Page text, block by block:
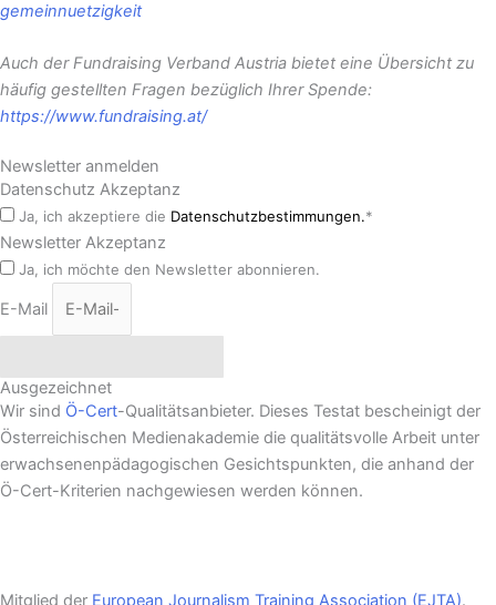
gemeinnuetzigkeit
Auch der Fundraising Verband Austria bietet eine Übersicht zu
häufig gestellten Fragen bezüglich Ihrer Spende:
https://www.fundraising.at/
Newsletter anmelden
Datenschutz Akzeptanz
Ja, ich akzeptiere die Datenschutzbestimmungen.*
Newsletter Akzeptanz
Ja, ich möchte den Newsletter abonnieren.
E-Mail
Ausgezeichnet
Wir sind Ö-Cert-Qualitätsanbieter. Dieses Testat bescheinigt der
Österreichischen Medienakademie die qualitätsvolle Arbeit unter
erwachsenenpädagogischen Gesichtspunkten, die anhand der
Ö-Cert-Kriterien nachgewiesen werden können.
Mitglied der European Journalism Training Association (EJTA).